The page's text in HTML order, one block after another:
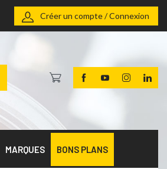
Créer un compte / Connexion
MARQUES BONS PLANS